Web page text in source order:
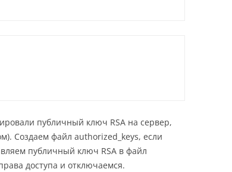
публичный ключ RSA на сервер,
Создаем файл authorized_keys, если
публичный ключ RSA в файл
доступа и отключаемся.